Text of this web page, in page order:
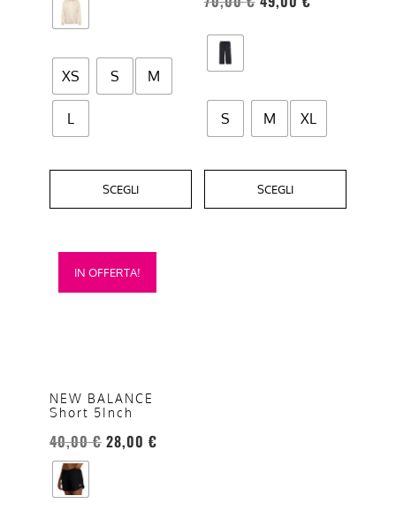
XS S M
L
SCEGLI
nella
del
prodotto
S M XL
SCEGLI
pagina
del
IN OFFERTA!
NEW BALANCE
Short 5Inch
40,00€ 28,00 €
Questo
prodotto
opzioni
possono
essere
scelte
nella